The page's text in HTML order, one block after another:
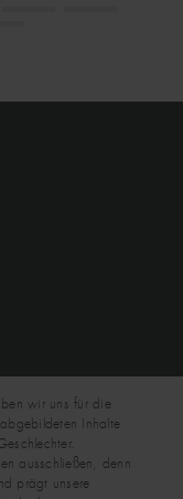
wir uns für die
Inhalte
ausschließen, denn
prägt unsere